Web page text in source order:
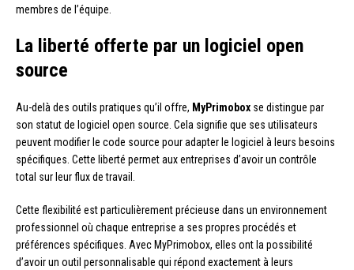
membres de l’équipe.
La liberté offerte par un logiciel open
source
Au-delà des outils pratiques qu’il offre, MyPrimobox se distingue par
son statut de logiciel open source. Cela signifie que ses utilisateurs
peuvent modifier le code source pour adapter le logiciel à leurs besoins
spécifiques. Cette liberté permet aux entreprises d’avoir un contrôle
total sur leur flux de travail.
Cette flexibilité est particulièrement précieuse dans un environnement
professionnel où chaque entreprise a ses propres procédés et
préférences spécifiques. Avec MyPrimobox, elles ont la possibilité
d’avoir un outil personnalisable qui répond exactement à leurs